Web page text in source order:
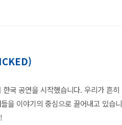
국 공연을 시작했습니다. 우리가 흔히
을 이야기의 중심으로 끌어내고 있습니